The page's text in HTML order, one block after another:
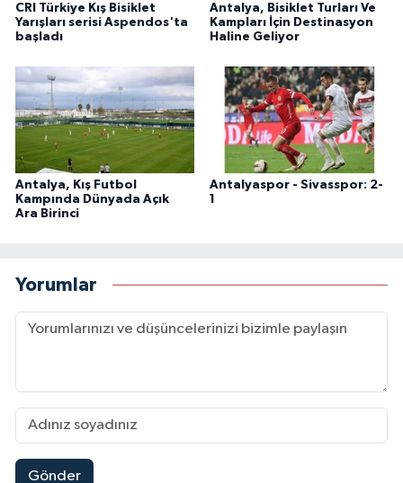
CRI Türkiye Kış Bisiklet
Yarışları serisi Aspendos'ta
başladı
Antalya, Bisiklet Turları Ve
Kampları İçin Destinasyon
Haline Geliyor
Antalya, Kış Futbol
Kampında Dünyada Açık
Ara Birinci
Antalyaspor - Sivasspor: 2-
1
Yorumlar
Gönder